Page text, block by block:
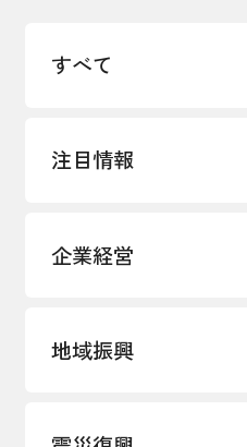
すべて
注目情報
企業経営
創業
地域振興